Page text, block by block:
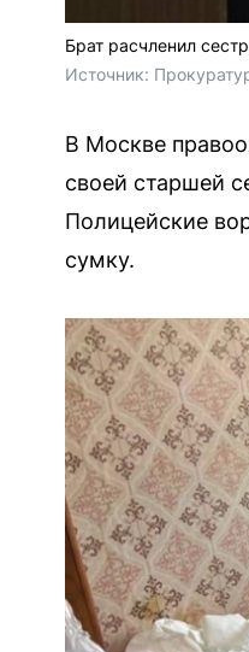
Брат расчленил
Источник:
В Москве
своей старшей
Полицейские
сумку.